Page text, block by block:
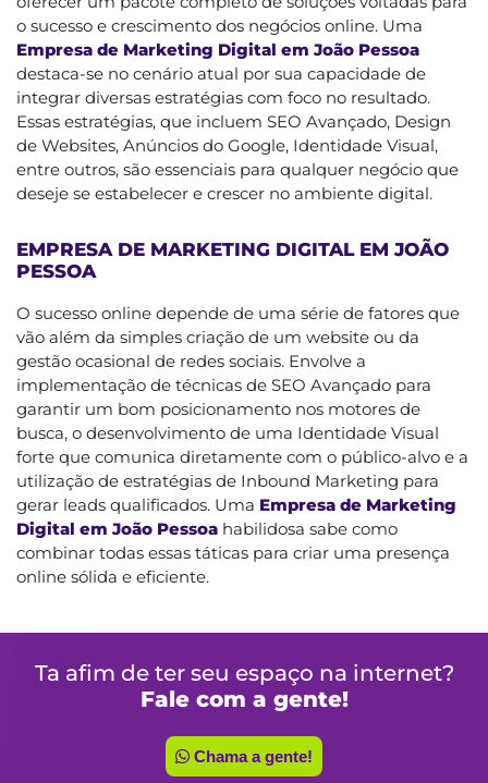
o sucesso e crescimento dos negócios online. Uma
Empresa de Marketing Digital em João Pessoa
destaca-se no cenário atual por sua capacidade de
integrar diversas estratégias com foco no resultado.
Essas estratégias, que incluem SEO Avançado, Design
de Websites, Anúncios do Google, Identidade Visual,
entre outros, são essenciais para qualquer negócio que
deseje se estabelecer e crescer no ambiente digital.
EMPRESA DE MARKETING DIGITAL EM JOÃO
PESSOA
O sucesso online depende de uma série de fatores que
vão além da simples criação de um website ou da
gestão ocasional de redes sociais. Envolve a
implementação de técnicas de SEO Avançado para
garantir um bom posicionamento nos motores de
busca, o desenvolvimento de uma Identidade Visual
forte que comunica diretamente com o público-alvo e a
utilização de estratégias de Inbound Marketing para
gerar leads qualificados. Uma Empresa de Marketing
Digital em João Pessoa habilidosa sabe como
combinar todas essas táticas para criar uma presença
online sólida e eficiente.
Ta afim de ter seu espaço na internet?
Fale com a gente!
Chama a gente!